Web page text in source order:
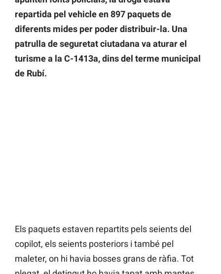
repartida pel vehicle en 897 paquets de
diferents mides per poder distribuir-la. Una
patrulla de seguretat ciutadana va aturar el
turisme a la C-1413a, dins del terme municipal
de Rubí.
Els paquets estaven repartits pels seients del
copilot, els seients posteriors i també pel
maleter, on hi havia bosses grans de ràfia. Tot